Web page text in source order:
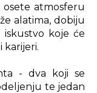
atmosferu
alatima, dobiju
koje će
karijeri.
- dva koji se
te jedan